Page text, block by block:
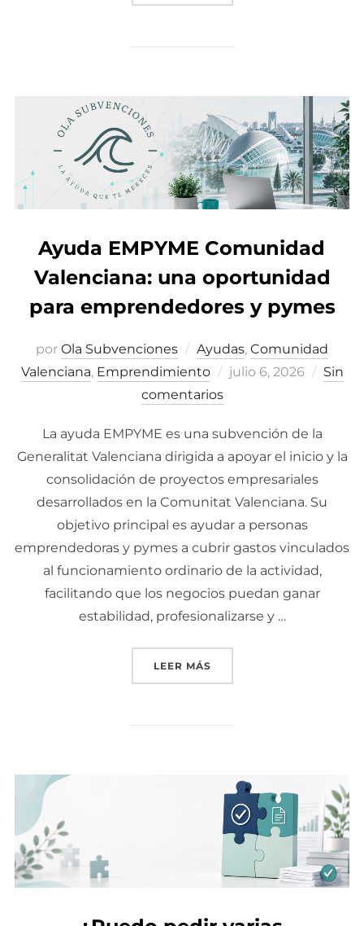
Ayuda EMPYME Comunidad
Valenciana: una oportunidad
para emprendedores y pymes
por Ola Subvenciones Ayudas, Comunidad
Valenciana, Emprendimiento
Publicado
julio 6, 2026
Sin
comentarios
La ayuda EMPYME es una subvención de la
Generalitat Valenciana dirigida a apoyar el inicio y la
consolidación de proyectos empresariales
desarrollados en la Comunitat Valenciana. Su
objetivo principal es ayudar a personas
emprendedoras y pymes a cubrir gastos vinculados
al funcionamiento ordinario de la actividad,
facilitando que los negocios puedan ganar
estabilidad, profesionalizarse y …
LEER MÁS